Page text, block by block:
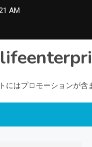
AM
にはプロモーションが含